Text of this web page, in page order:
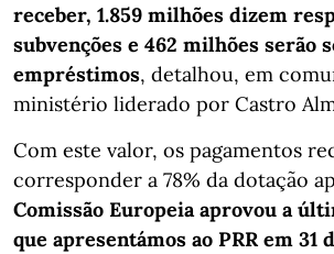
receber, 1.859 milhões dizem
subvenções e 462 milhões serão
empréstimos, detalhou, em
ministério liderado por Castro
Com este valor, os pagamentos
corresponder a 78% da dotação
Comissão Europeia aprovou a
que apresentámos ao PRR em 31